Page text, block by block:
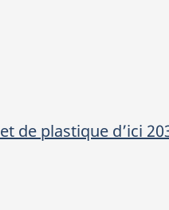
de plastique d’ici